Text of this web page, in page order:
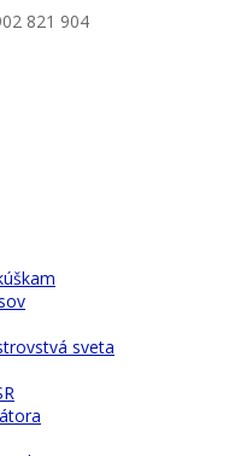
821 904
sveta